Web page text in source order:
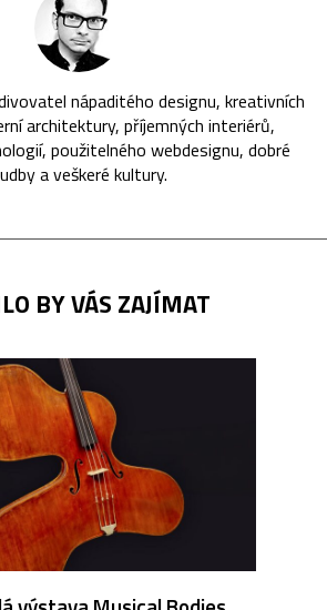
nápaditého designu, kreativních
architektury, příjemných interiérů,
použitelného webdesignu, dobré
a veškeré kultury.
BY VÁS ZAJÍMAT